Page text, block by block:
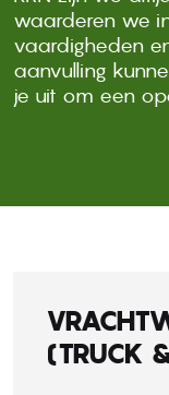
waarderen we
vaardigheden
aanvulling
je uit om een
(TRUCK